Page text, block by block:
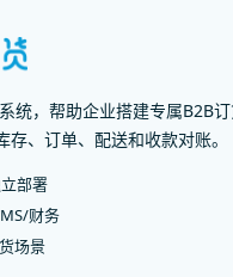
统，帮助企业搭建专属B2B订
存、订单、配送和收款对账。
部署
财务
场景